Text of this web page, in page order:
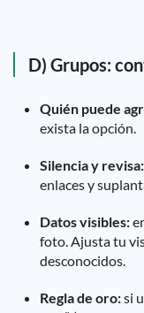
D) Grupos:
Quién puede
exista la opción.
Silencia y revisa:
enlaces y
Datos visibles:
foto. Ajusta tu
desconocidos.
Regla de oro:si